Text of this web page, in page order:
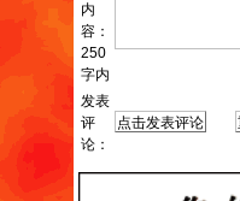
内
容：
250
字内
发表
评
论：